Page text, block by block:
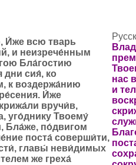
И́же всю тварь
и неизрече́нным
Бла́гостию
сия́, ко
к воздержа́нию
И́же
вручи́в,
уго́днику Твоему́
Бла́же, по́двигом
поста́ соверши́ти,
главы́ неви́димых
же греха́
нас
и